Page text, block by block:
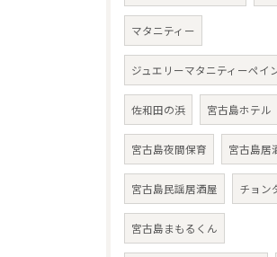
マタニティー
ジュエリーマタニティーペイ
佐和田の浜 宮古島ホテル
宮古島夜間保育 宮古島居
宮古島民謡居酒屋 チョン
宮古島まもるくん